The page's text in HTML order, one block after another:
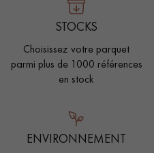
STOCKS
Choisissez votre parquet
parmi plus de 1000 références
en stock
ENVIRONNEMENT